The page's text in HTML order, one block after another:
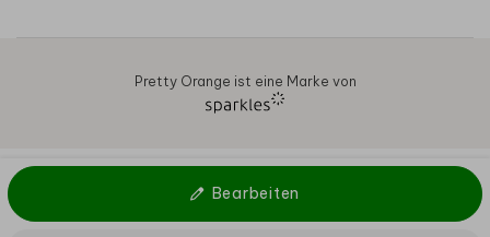
Bearbeiten
Pretty Orange ist eine Marke von
AGB Datenschutz Cookies Impressum © 2026